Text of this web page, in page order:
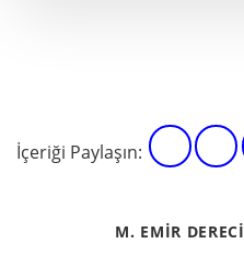
İçeriği Paylaşın:
M. EMIR DERECI